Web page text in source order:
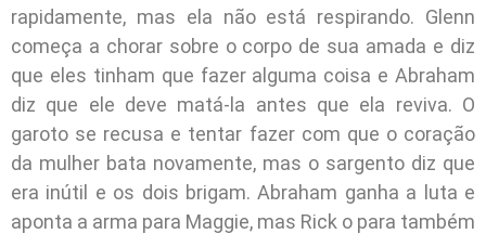
rapidamente, mas ela não está respirando. Glenn
começa a chorar sobre o corpo de sua amada e diz
que eles tinham que fazer alguma coisa e Abraham
diz que ele deve matá-la antes que ela reviva. O
garoto se recusa e tentar fazer com que o coração
da mulher bata novamente, mas o sargento diz que
era inútil e os dois brigam. Abraham ganha a luta e
aponta a arma para Maggie, mas Rick o para também